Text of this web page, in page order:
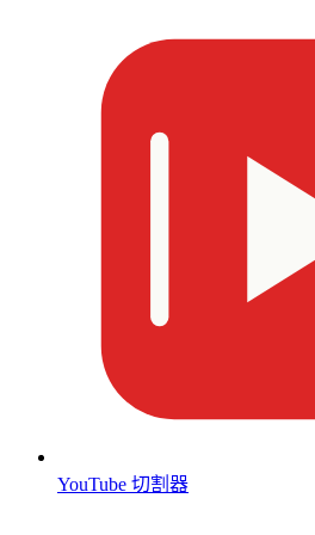
YouTube 切割器